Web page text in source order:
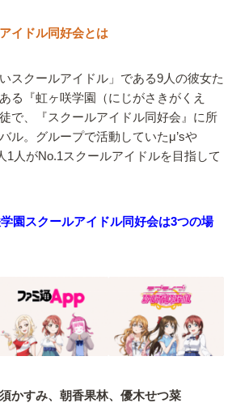
イドル同好会とは
スクールアイドル」である9人の彼女た
る『虹ヶ咲学園（にじがさきがくえ
で、『スクールアイドル同好会』に所
ル。グループで活動していたμ’sや
1人がNo.1スクールアイドルを目指して
園スクールアイドル同好会は3つの場
かすみ、朝香果林、優木せつ菜